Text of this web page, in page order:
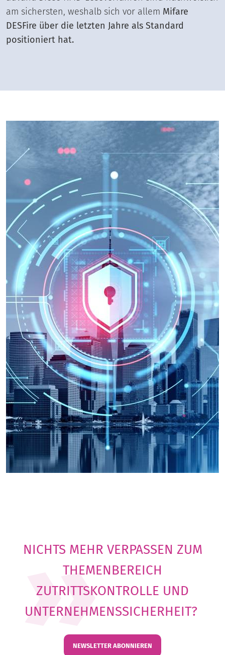
am sichersten, weshalb sich vor allem Mifare
DESFire über die letzten Jahre als Standard
positioniert hat.
NICHTS MEHR VERPASSEN ZUM
THEMENBEREICH
ZUTRITTSKONTROLLE UND
UNTERNEHMENSSICHERHEIT?
NEWSLETTER ABONNIEREN